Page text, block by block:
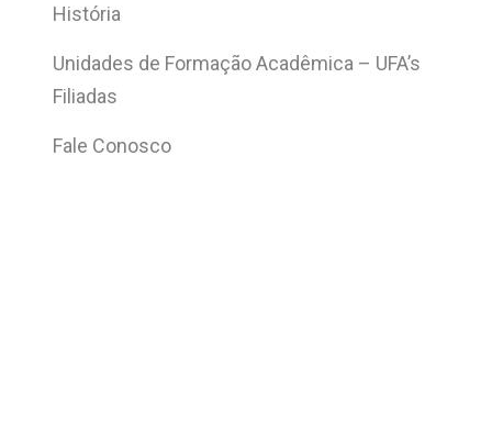
História
Unidades de Formação Acadêmica – UFA’s
Filiadas
Fale Conosco